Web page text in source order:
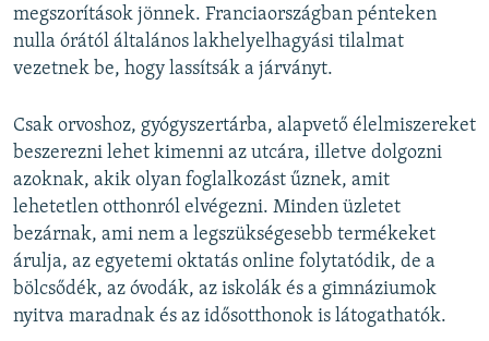
megszorítások jönnek. Franciaországban pénteken
nulla órától általános lakhelyelhagyási tilalmat
vezetnek be, hogy lassítsák a járványt.
Csak orvoshoz, gyógyszertárba, alapvető élelmiszereket
beszerezni lehet kimenni az utcára, illetve dolgozni
azoknak, akik olyan foglalkozást űznek, amit
lehetetlen otthonról elvégezni. Minden üzletet
bezárnak, ami nem a legszükségesebb termékeket
árulja, az egyetemi oktatás online folytatódik, de a
bölcsődék, az óvodák, az iskolák és a gimnáziumok
nyitva maradnak és az idősotthonok is látogathatók.